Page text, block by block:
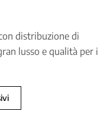
distribuzione di
lusso e qualità per i